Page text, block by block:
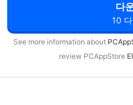
다
10
See more information about
review PCAppStore